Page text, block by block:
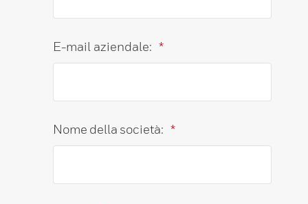
*
E-mail aziendale:
*
Nome della società: